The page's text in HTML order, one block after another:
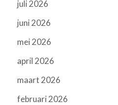
juli 2026
juni 2026
mei 2026
april 2026
maart 2026
februari 2026